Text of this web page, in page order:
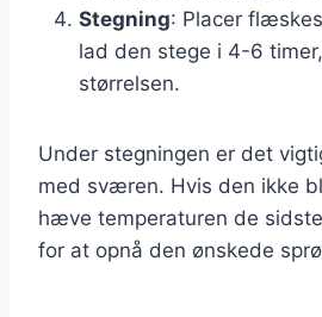
Stegning: Placer
lad den stege i 4-6
størrelsen.
Under stegningen er det
med sværen. Hvis den ikke
hæve temperaturen de
for at opnå den ønskede